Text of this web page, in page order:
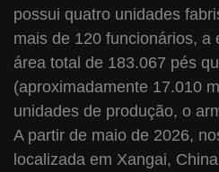
possui quatro unidades
mais de 120 funcionários, a
área total de 183.067 pés
(aproximadamente 17.010
unidades de produção, o
A partir de maio de 2026,
localizada em Xangai,